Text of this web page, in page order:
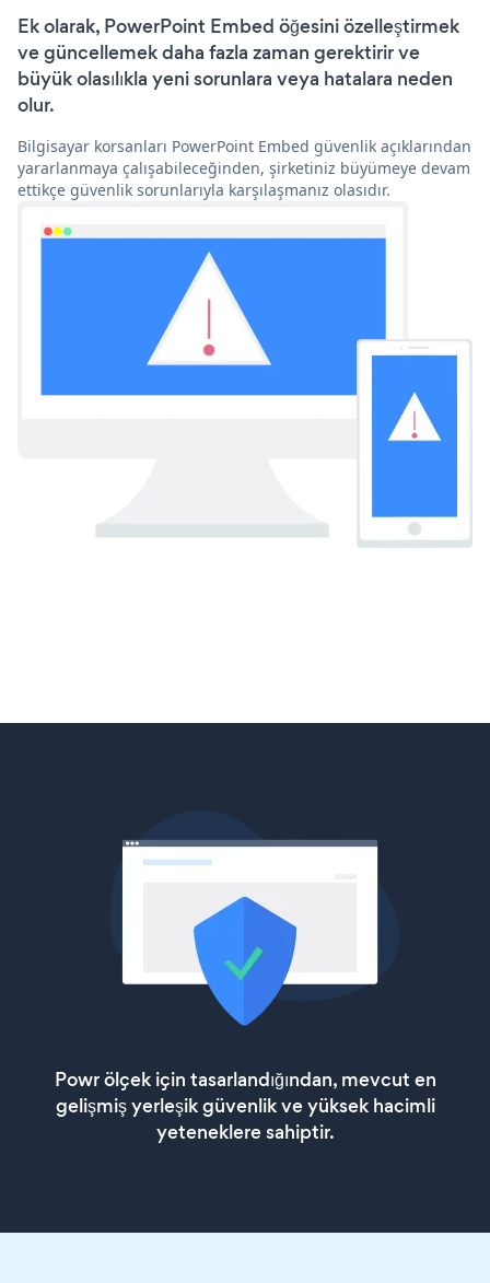
Ek olarak, PowerPoint Embed öğesini özelleştirmek
ve güncellemek daha fazla zaman gerektirir ve
büyük olasılıkla yeni sorunlara veya hatalara neden
olur.
Bilgisayar korsanları PowerPoint Embed güvenlik açıklarından
yararlanmaya çalışabileceğinden, şirketiniz büyümeye devam
ettikçe güvenlik sorunlarıyla karşılaşmanız olasıdır.
Powr ölçek için tasarlandığından, mevcut en
gelişmiş yerleşik güvenlik ve yüksek hacimli
yeteneklere sahiptir.